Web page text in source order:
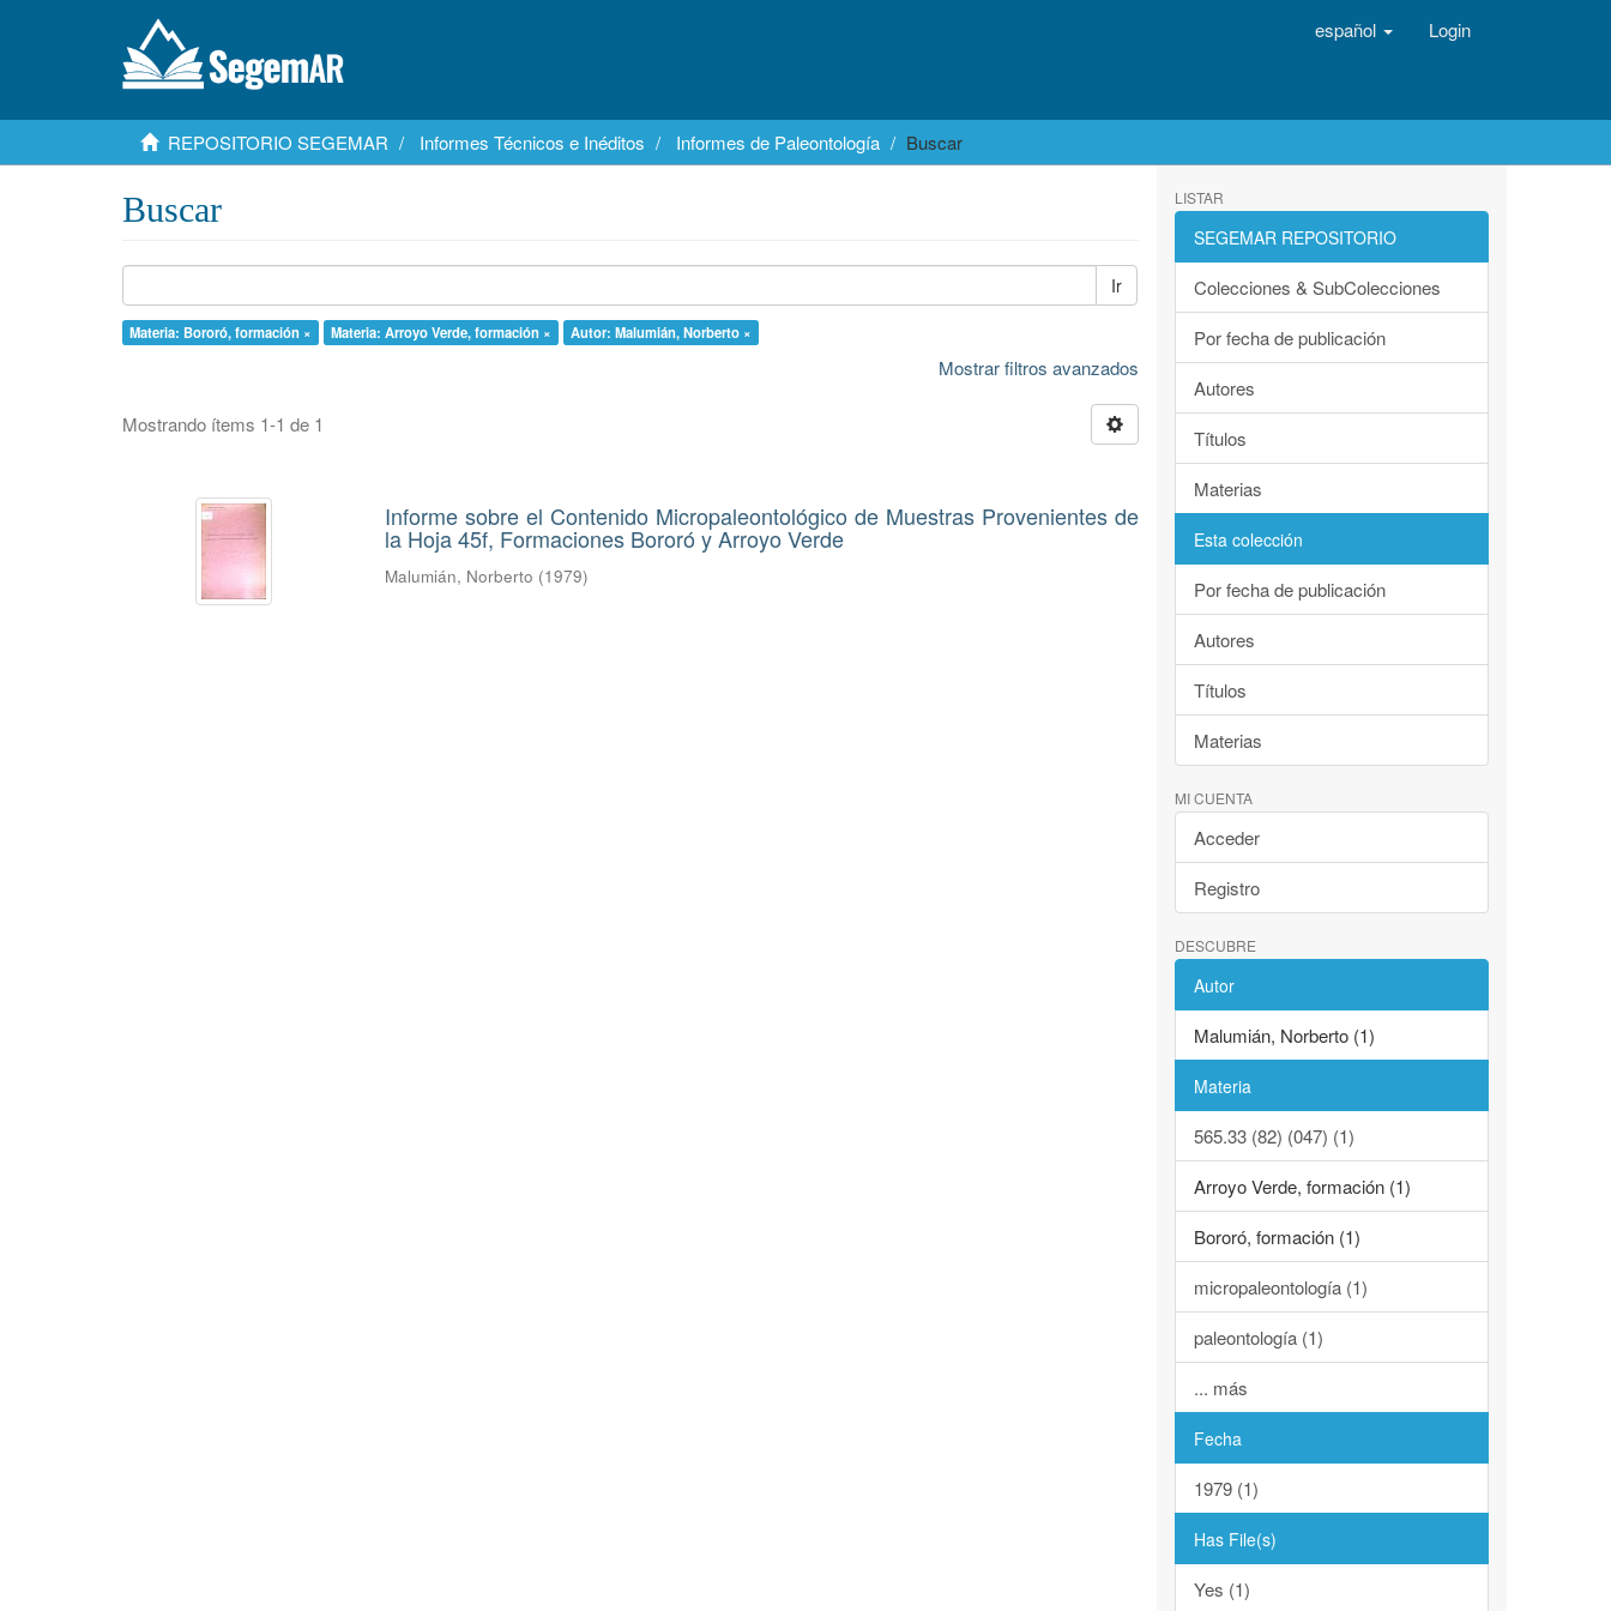
español Login
REPOSITORIO SEGEMAR Informes Técnicos e Inéditos Informes de Paleontología Buscar
Buscar
Ir
Materia: Bororó, formación × Materia: Arroyo Verde, formación × Autor: Malumián, Norberto ×
Mostrar filtros avanzados
Mostrando ítems 1-1 de 1
Informe sobre el Contenido Micropaleontológico de Muestras Provenientes de
la Hoja 45f, Formaciones Bororó y Arroyo Verde
Malumián, Norberto (1979)
LISTAR
SEGEMAR REPOSITORIO
Colecciones & SubColecciones
Por fecha de publicación
Autores
Títulos
Materias
Esta colección
Por fecha de publicación
Autores
Títulos
Materias
MI CUENTA
Acceder
Registro
DESCUBRE
Autor
Malumián, Norberto (1)
Materia
565.33 (82) (047) (1)
Arroyo Verde, formación (1)
Bororó, formación (1)
micropaleontología (1)
paleontología (1)
... más
Fecha
1979 (1)
Has File(s)
Yes (1)